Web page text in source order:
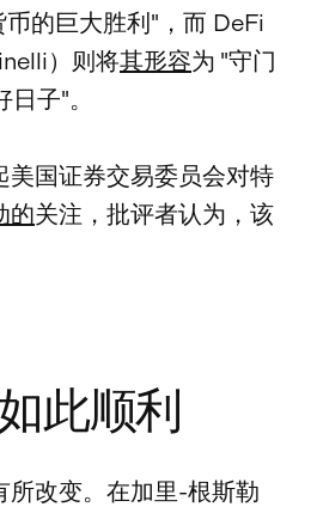
的巨大胜利"，而 DeFi
）则将其形容为 "守门
子"。
美国证券交易委员会对特
的关注，批评者认为，该
此顺利
所改变。在加里-根斯勒